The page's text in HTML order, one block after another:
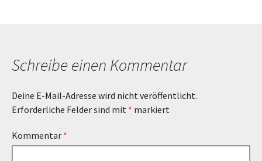
Schreibe einen Kommentar
Deine E-Mail-Adresse wird nicht veröffentlicht.
Erforderliche Felder sind mit * markiert
Kommentar *